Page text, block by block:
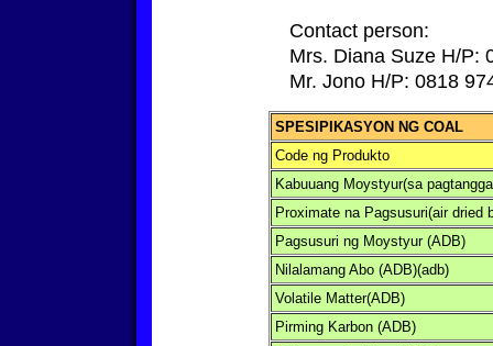
Contact person:
Mrs. Diana Suze H/P:
Mr. Jono H/P: 0818
SPESIPIKASYON NG COAL
Code ng Produkto
Kabuuang Moystyur(sa
Proximate na Pagsusuri(air dried
Pagsusuri ng Moystyur (ADB)
Nilalamang Abo (ADB)(adb)
Volatile Matter(ADB)
Pirming Karbon (ADB)